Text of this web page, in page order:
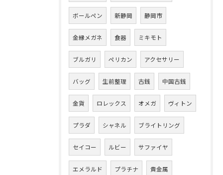
ボールペン 新静岡 静岡市
金縁メガネ 食器 ミキモト
ブルガリ ペリカン アクセサリー
バッグ 生前整理 古銭 中国古銭
金貨 ロレックス オメガ ヴィトン
プラダ シャネル ブライトリング
セイコー ルビー サファイヤ
エメラルド プラチナ 貴金属